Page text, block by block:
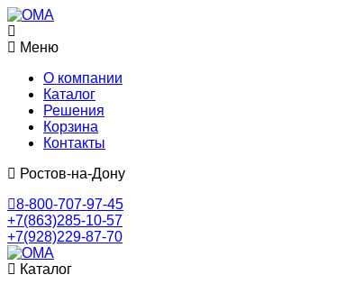
Меню
О компании
Каталог
Решения
Корзина
Контакты
Ростов-на-Дону
8-800-707-97-45
+7(863)285-10-57
+7(928)229-87-70
Каталог